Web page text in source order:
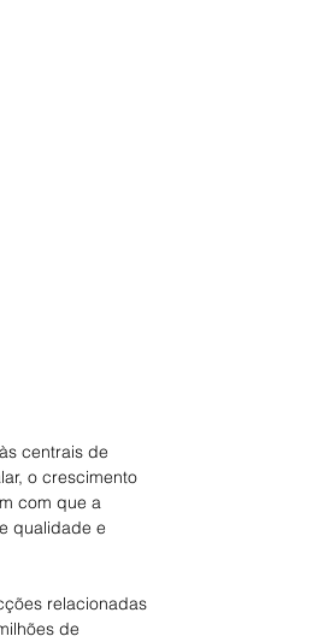
centrais de
o crescimento
com que a
qualidade e
relacionadas
de